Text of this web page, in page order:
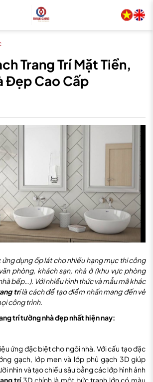
Trang Trí Mặt Tiền,
Đẹp Cao Cấp
dụng ốp lát cho nhiều hạng mục thi công
phòng, khách sạn, nhà ở (khu vực phòng
bếp…). Với nhiều hình thức và mẫu mã khác
trí là cách để tạo điểm nhấn mang đến vẻ
công trình.
trí tường nhà đẹp nhất hiện nay:
ứng đặc biệt cho ngôi nhà. Với cấu tạo đặc
gạch, lớp men và lớp phủ gạch 3D giúp
nhìn và tạo chiều sâu bằng các lớp hình ảnh
trí3D chính là một bức tranh lớn có màu